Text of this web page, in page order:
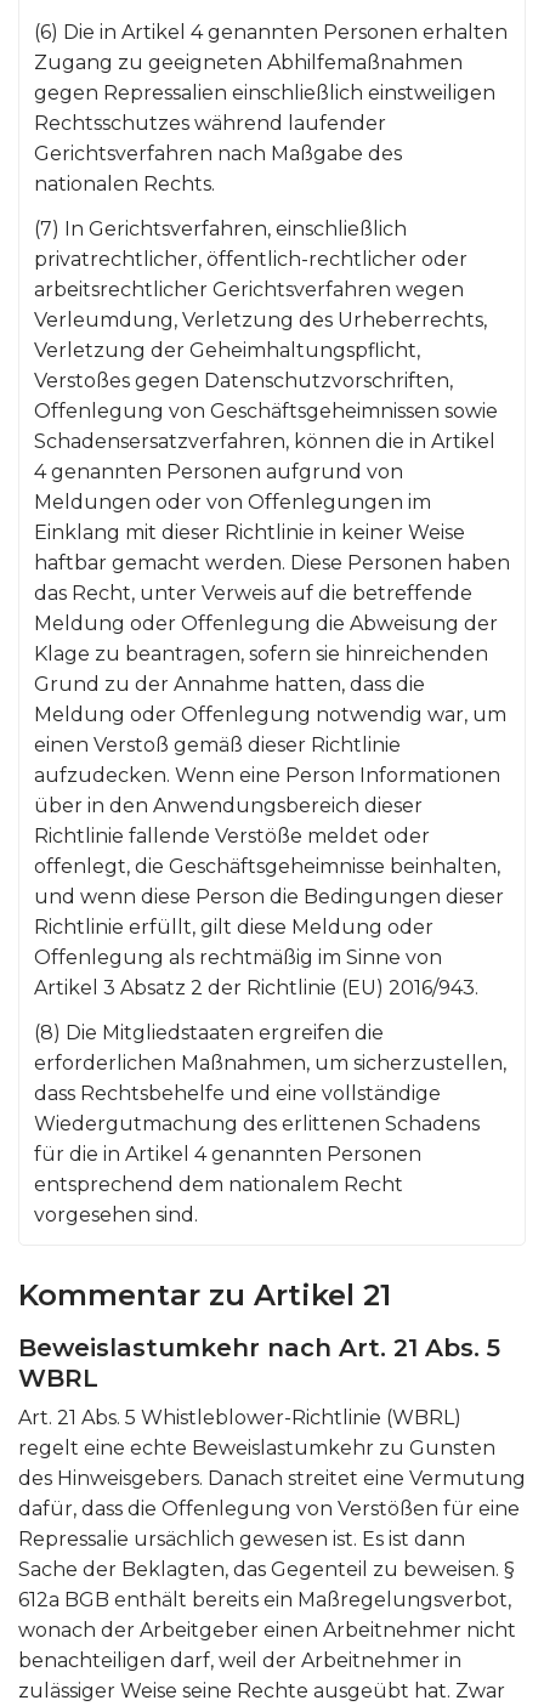
(6) Die in Artikel 4 genannten Personen erhalten
Zugang zu geeigneten Abhilfemaßnahmen
gegen Repressalien einschließlich einstweiligen
Rechtsschutzes während laufender
Gerichtsverfahren nach Maßgabe des
nationalen Rechts.
(7) In Gerichtsverfahren, einschließlich
privatrechtlicher, öffentlich-rechtlicher oder
arbeitsrechtlicher Gerichtsverfahren wegen
Verleumdung, Verletzung des Urheberrechts,
Verletzung der Geheimhaltungspflicht,
Verstoßes gegen Datenschutzvorschriften,
Offenlegung von Geschäftsgeheimnissen sowie
Schadensersatzverfahren, können die in Artikel
4 genannten Personen aufgrund von
Meldungen oder von Offenlegungen im
Einklang mit dieser Richtlinie in keiner Weise
haftbar gemacht werden. Diese Personen haben
das Recht, unter Verweis auf die betreffende
Meldung oder Offenlegung die Abweisung der
Klage zu beantragen, sofern sie hinreichenden
Grund zu der Annahme hatten, dass die
Meldung oder Offenlegung notwendig war, um
einen Verstoß gemäß dieser Richtlinie
aufzudecken. Wenn eine Person Informationen
über in den Anwendungsbereich dieser
Richtlinie fallende Verstöße meldet oder
offenlegt, die Geschäftsgeheimnisse beinhalten,
und wenn diese Person die Bedingungen dieser
Richtlinie erfüllt, gilt diese Meldung oder
Offenlegung als rechtmäßig im Sinne von
Artikel 3 Absatz 2 der Richtlinie (EU) 2016/943.
(8) Die Mitgliedstaaten ergreifen die
erforderlichen Maßnahmen, um sicherzustellen,
dass Rechtsbehelfe und eine vollständige
Wiedergutmachung des erlittenen Schadens
für die in Artikel 4 genannten Personen
entsprechend dem nationalem Recht
vorgesehen sind.
Kommentar zu Artikel 21
Beweislastumkehr nach Art. 21 Abs. 5
WBRL
Art. 21 Abs. 5 Whistleblower-Richtlinie (WBRL)
regelt eine echte Beweislastumkehr zu Gunsten
des Hinweisgebers. Danach streitet eine Vermutung
dafür, dass die Offenlegung von Verstößen für eine
Repressalie ursächlich gewesen ist. Es ist dann
Sache der Beklagten, das Gegenteil zu beweisen. §
612a BGB enthält bereits ein Maßregelungsverbot,
wonach der Arbeitgeber einen Arbeitnehmer nicht
benachteiligen darf, weil der Arbeitnehmer in
zulässiger Weise seine Rechte ausgeübt hat. Zwar